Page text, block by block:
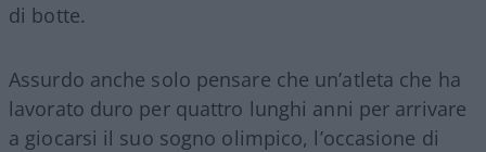
di botte.
Assurdo anche solo pensare che un’atleta che ha
lavorato duro per quattro lunghi anni per arrivare
a giocarsi il suo sogno olimpico, l’occasione di